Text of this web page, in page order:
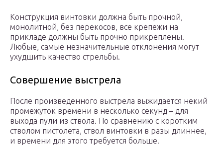
Конструкция винтовки должна быть прочной,
монолитной, без перекосов, все крепежи на
прикладе должны быть прочно прикреплены.
Любые, самые незначительные отклонения могут
ухудшить качество стрельбы.
Совершение выстрела
После произведенного выстрела выжидается некий
промежуток времени в несколько секунд – для
выхода пули из ствола. По сравнению с коротким
стволом пистолета, ствол винтовки в разы длиннее,
и времени для этого требуется больше.